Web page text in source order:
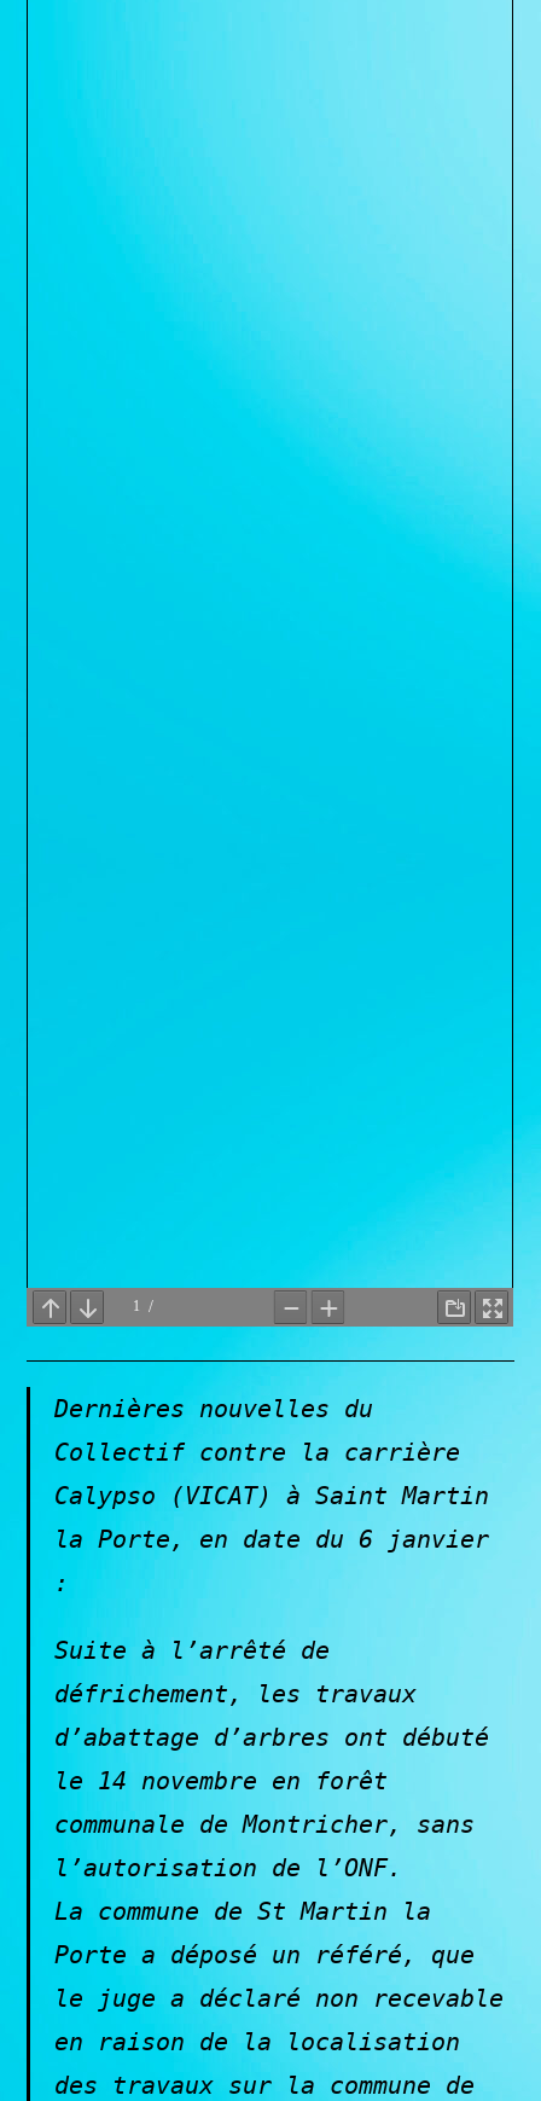
Dernières nouvelles du
Collectif contre la carrière
Calypso (VICAT) à Saint Martin
la Porte, en date du 6 janvier
:
Suite à l’arrêté de
défrichement, les travaux
d’abattage d’arbres ont débuté
le 14 novembre en forêt
communale de Montricher, sans
l’autorisation de l’ONF.
La commune de St Martin la
Porte a déposé un référé, que
le juge a déclaré non recevable
en raison de la localisation
des travaux sur la commune de